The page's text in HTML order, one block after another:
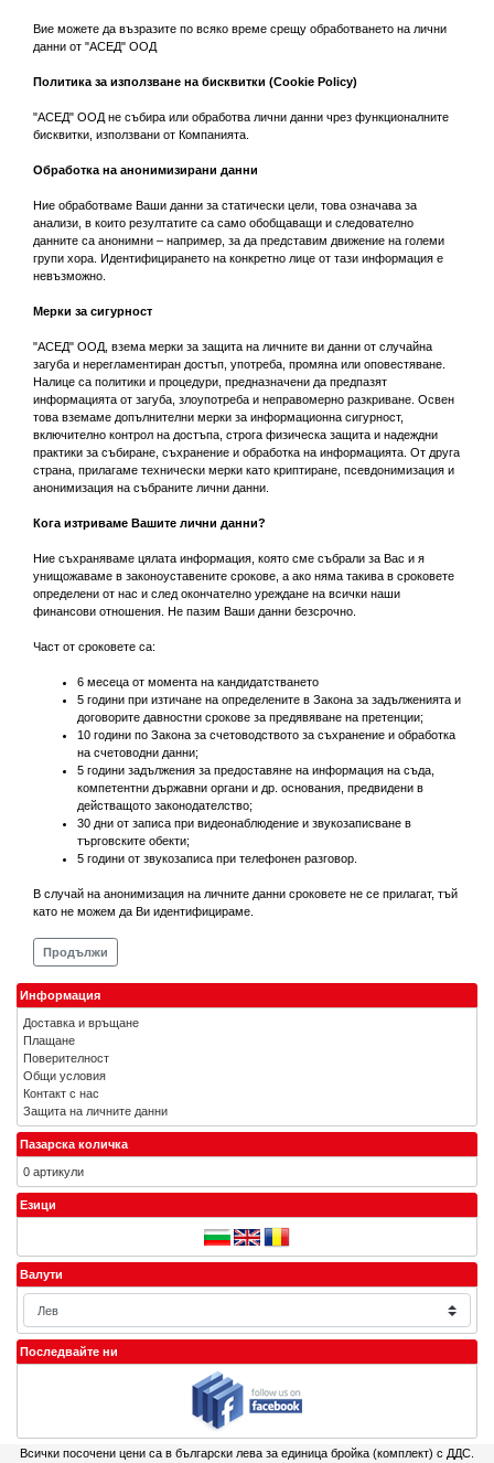
Вие можете да възразите по всяко време срещу обработването на лични
данни от "АСЕД" ООД
Политика за използване на бисквитки (Cookie Policy)
"АСЕД" ООД не събира или обработва лични данни чрез функционалните
бисквитки, използвани от Компанията.
Обработка на анонимизирани данни
Ние обработваме Ваши данни за статически цели, това означава за
анализи, в които резултатите са само обобщаващи и следователно
данните са анонимни – например, за да представим движение на големи
групи хора. Идентифицирането на конкретно лице от тази информация е
невъзможно.
Мерки за сигурност
"АСЕД" ООД, взема мерки за защита на личните ви данни от случайна
загуба и нерегламентиран достъп, употреба, промяна или оповестяване.
Налице са политики и процедури, предназначени да предпазят
информацията от загуба, злоупотреба и неправомерно разкриване. Освен
това вземаме допълнителни мерки за информационна сигурност,
включително контрол на достъпа, строга физическа защита и надеждни
практики за събиране, съхранение и обработка на информацията. От друга
страна, прилагаме технически мерки като криптиране, псевдонимизация и
анонимизация на събраните лични данни.
Кога изтриваме Вашите лични данни?
Ние съхраняваме цялата информация, която сме събрали за Вас и я
унищожаваме в законоуставените срокове, а ако няма такива в сроковете
определени от нас и след окончателно уреждане на всички наши
финансови отношения. Не пазим Ваши данни безсрочно.
Част от сроковете са:
6 месеца от момента на кандидатстването
5 години при изтичане на определените в Закона за задълженията и
договорите давностни срокове за предявяване на претенции;
10 години по Закона за счетоводството за съхранение и обработка
на счетоводни данни;
5 години задължения за предоставяне на информация на съда,
компетентни държавни органи и др. основания, предвидени в
действащото законодателство;
30 дни от записа при видеонаблюдение и звукозаписване в
търговските обекти;
5 години от звукозаписа при телефонен разговор.
В случай на анонимизация на личните данни сроковете не се прилагат, тъй
като не можем да Ви идентифицираме.
Продължи
Информация
Доставка и връщане
Плащане
Поверителност
Общи условия
Контакт с нас
Защита на личните данни
Пазарска количка
0 артикули
Езици
Валути
Последвайте ни
Всички посочени цени са в български лева за единица бройка (комплект) с ДДС.